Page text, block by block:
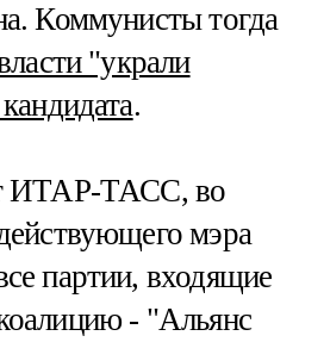
Коммунисты тогда
"украли
.
ИТАР-ТАСС, во
мэра
партии, входящие
- "Альянс